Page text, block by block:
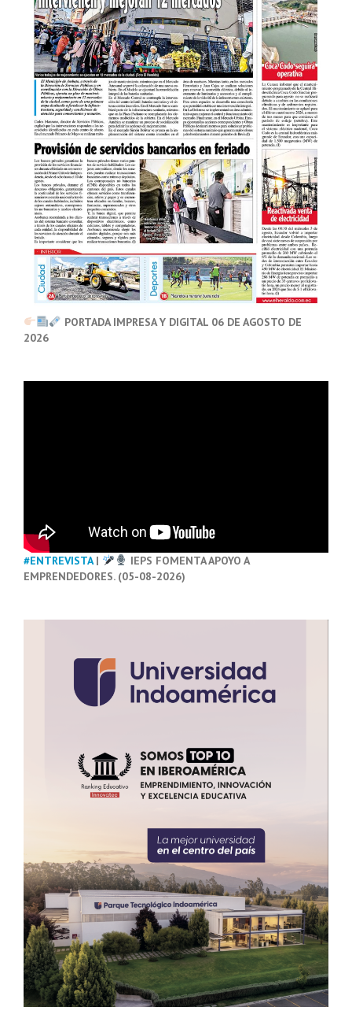
PORTADA IMPRESA Y DIGITAL 06 DE AGOSTO DE
2026
#ENTREVISTA|
IEPS FOMENTA APOYO A
EMPRENDEDORES. (05-08-2026)